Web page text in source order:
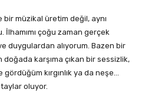
bir müzikal üretim değil, aynı
çoğu zaman gerçek
duygulardan alıyorum. Bazen bir
doğada karşıma çıkan bir sessizlik,
kırgınlık ya da neşe…
oluyor.